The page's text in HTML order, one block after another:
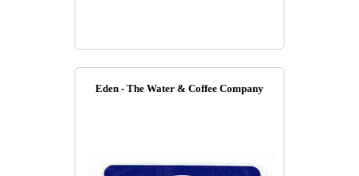
Eden - The Water & Coffee Company